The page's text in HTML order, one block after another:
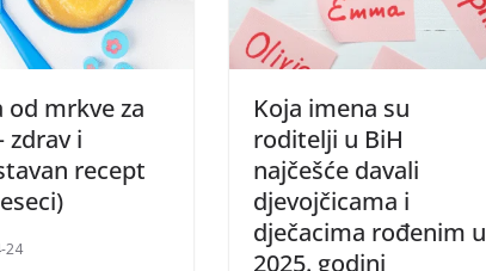
od mrkve za
zdrav i
recept
24
Koja imena su
roditelji u BiH
najčešće davali
djevojčicama i
dječacima rođenim u
2025. godini